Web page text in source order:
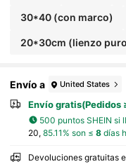
30*40 (con marco)
20*30cm (lienzo
Envío a United States
Envío gratis(Pedidos
500 puntos SHEIN si
20, 85.11% son ≤ 8días
Devoluciones gratuitas